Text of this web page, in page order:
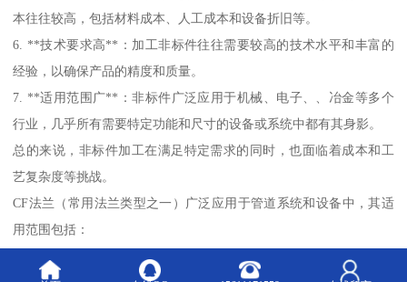
本往往较高，包括材料成本、人工成本和设备折旧等。
6. **技术要求高**：加工非标件往往需要较高的技术水平和丰富的
经验，以确保产品的精度和质量。
7. **适用范围广**：非标件广泛应用于机械、电子、、冶金等多个
行业，几乎所有需要特定功能和尺寸的设备或系统中都有其身影。
总的来说，非标件加工在满足特定需求的同时，也面临着成本和工
艺复杂度等挑战。
CF法兰（常用法兰类型之一）广泛应用于管道系统和设备中，其适
用范围包括：